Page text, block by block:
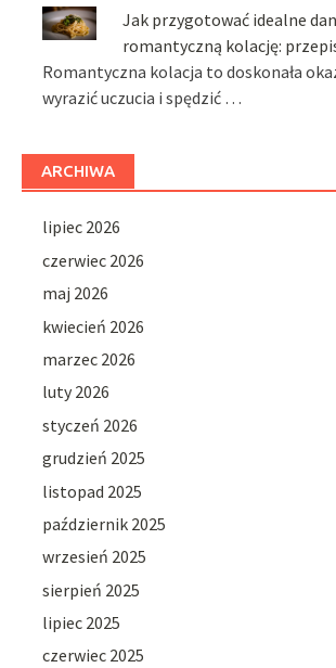
Jak przygotować idealne
romantyczną kolację:
Romantyczna kolacja to doskonała
wyrazić uczucia i spędzić …
ARCHIWA
lipiec 2026
czerwiec 2026
maj 2026
kwiecień 2026
marzec 2026
luty 2026
styczeń 2026
grudzień 2025
listopad 2025
październik 2025
wrzesień 2025
sierpień 2025
lipiec 2025
czerwiec 2025